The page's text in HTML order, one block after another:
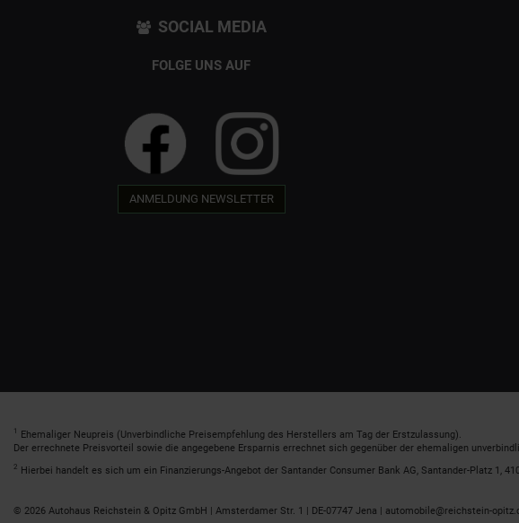
SOCIAL MEDIA
FOLGE UNS AUF
ANMELDUNG NEWSLETTER
1 Ehemaliger Neupreis (Unverbindliche Preisempfehlung des Herstellers am Tag der Erstzulassung).
Der errechnete Preisvorteil sowie die angegebene Ersparnis errechnet sich gegenüber der ehemaligen
2 Hierbei handelt es sich um ein Finanzierungs-Angebot der Santander Consumer Bank AG, Santander-Platz 1,
© 2026 Autohaus Reichstein & Opitz GmbH | Amsterdamer Str. 1 | DE-07747 Jena | automobile@reichstein-